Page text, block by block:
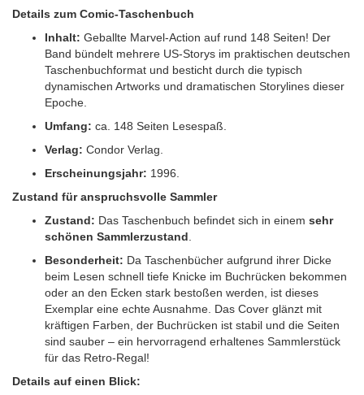
Details zum Comic-Taschenbuch
Inhalt: Geballte Marvel-Action auf rund 148 Seiten! Der
Band bündelt mehrere US-Storys im praktischen deutschen
Taschenbuchformat und besticht durch die typisch
dynamischen Artworks und dramatischen Storylines dieser
Epoche.
Umfang: ca. 148 Seiten Lesespaß.
Verlag: Condor Verlag.
Erscheinungsjahr: 1996.
Zustand für anspruchsvolle Sammler
Zustand: Das Taschenbuch befindet sich in einem sehr
schönen Sammlerzustand
Besonderheit: Da Taschenbücher aufgrund ihrer Dicke
beim Lesen schnell tiefe Knicke im Buchrücken bekommen
oder an den Ecken stark bestoßen werden, ist dieses
Exemplar eine echte Ausnahme. Das Cover glänzt mit
kräftigen Farben, der Buchrücken ist stabil und die Seiten
sind sauber – ein hervorragend erhaltenes Sammlerstück
für das Retro-Regal!
Details auf einen Blick: